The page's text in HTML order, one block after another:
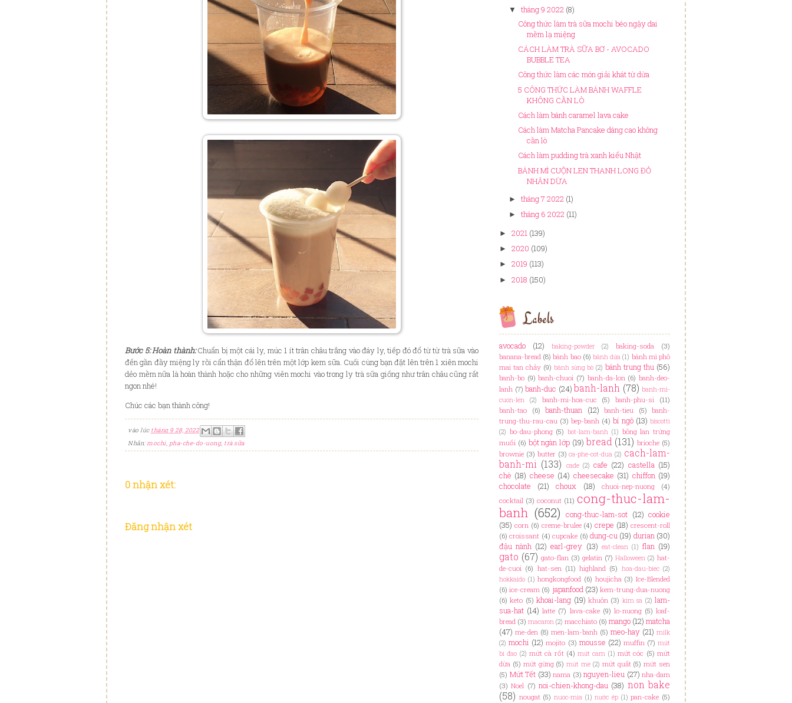
Bước 5️: Hoàn thành:Chuẩn bị một cái ly, múc 1 ít trân châu trắng vào đáy ly, tiếp đó đổ từ từ trà sữa vào
đến gần đầy miệng ly rồi cẩn thận đổ lên trên một lớp kem sữa. Cuối cùng bạn đặt lên trên 1 xiên mochi
dẻo mềm nữa là hoàn thành hoặc cho những viên mochi vào trong ly trà sữa giống như trân châu cũng rất
ngon nhé!
Chúc các bạn thành công!
vào lúc tháng 9 28, 2022
Nhãn:mochi, pha-che-do-uong, trà sữa
0 nhận xét:
Đăng nhận xét
▼ tháng 9 2022 (8)
Công thức làm trà sữa mochi béo ngậy dai
mềm lạ miệng
CÁCH LÀM TRÀ SỮA BƠ - AVOCADO
BUBBLE TEA
Công thức làm các món giải khát từ dừa
5 CÔNG THỨC LÀM BÁNH WAFFLE
KHÔNG CẦN LÒ
Cách làm bánh caramel lava cake
Cách làm Matcha Pancake dáng cao không
cần lò
Cách làm pudding trà xanh kiểu Nhật
BÁNH MÌ CUỘN LEN THANH LONG ĐỎ
NHÂN DỪA
► tháng 7 2022 (1)
► tháng 6 2022 (11)
► 2021 (139)
► 2020 (109)
► 2019 (113)
► 2018 (150)
Labels
avocado (12) baking-powder (2) baking-soda
(3)
banana-bread (8) bánh bao (6) bánh dứa (1) bánh mì phô
mai tan chảy (9) bánh sừng bò (2) bánh trung thu (56)
banh-bo (9) banh-chuoi (7) banh-da-lon (6) banh-deo-
lanh (7) banh-duc (24) banh-lanh (78) banh-mi-
cuon-len
(2) banh-mi-hoa-cuc (5) banh-phu-si
(11)
banh-tao
(6) banh-thuan (12) banh-tieu (5) banh-
trung-thu-rau-cau (3) bep-banh (4) bí ngô (13) biscotti
(2) bo-dau-phong (5) bot-lam-banh (1) bông lan trứng
muối (6) bột ngàn lớp (19) bread (131) brioche (5)
brownie (3) butter (3) ca-phe-cot-dua (2) cach-lam-
banh-mi (133) cade (2) cafe (22) castella (15)
chè (18) cheese (14) cheesecake (31) chiffon (19)
chocolate
(21) choux (18) chuoi-nep-nuong
(4)
cocktail (3) coconut (11) cong-thuc-lam-
banh (652) cong-thuc-lam-sot (12) cookie
(35) corn (6) creme-brulee (4) crepe (18) crescent-roll
(6) croissant (4) cupcake (6) dung-cu (19) durian (30)
đậu nành (12) earl-grey (13) eat-clean (1) flan (19)
gato (67) gato-flan (3) gelatin (7) Halloween (2) hat-
de-cuoi (6) hat-sen (11) highland (5) hoa-dau-biec (2)
hokkaido (1) hongkongfood (6) houjicha (3) Ice-Blended
(6) ice-cream (6) japanfood (23) kem-trung-dua-nuong
(6) keto (5) khoai-lang (19) khuôn (3) kim sa (2) lam-
sua-hat (14) latte (7) lava-cake (9) lo-nuong (5) loaf-
bread (3) macaron (2) macchiato (6) mango (12) matcha
(47) me-den (8) men-lam-banh (5) meo-hay (21) milk
(2) mochi (12) mojito (3) mousse (22) muffin (7) mứt
bí đao (2) mứt cà rốt (4) mứt cam (1) mứt cóc (5) mứt
dừa (5) mứt gừng (5) mứt me (2) mứt quất (5) mứt sen
(5) Mứt Tết (33) nama (3) nguyen-lieu (27) nha-dam
(3) Noel (7) noi-chien-khong-dau (38) non bake
(58) nougat (5) nuoc-mia (1) nước ép (1) pan-cake (5)